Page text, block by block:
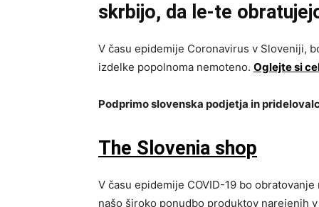
skrbijo, da le-te
V času epidemije Coronavirus v Sloveniji,
izdelke popolnoma nemoteno. Oglejte si
Podprimo slovenska podjetja in
The Slovenia shop
V času epidemije COVID-19 bo
našo široko ponudbo produktov narejenih